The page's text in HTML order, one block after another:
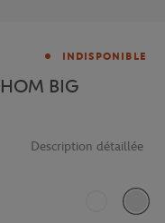
INDISPONIBLE
BIG
Description détaillée